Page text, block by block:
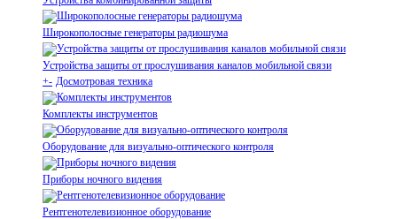
Широкополосные генераторы радиошума
Устройства защиты от прослушивания каналов мобильной связи
+- Досмотровая техника
Комплекты инструментов
Оборудование для визуально-оптического контроля
Приборы ночного видения
Рентгенотелевизионное оборудование